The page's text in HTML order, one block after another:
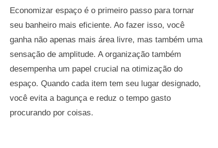
Economizar espaço é o primeiro passo para tornar
seu banheiro mais eficiente. Ao fazer isso, você
ganha não apenas mais área livre, mas também uma
sensação de amplitude. A organização também
desempenha um papel crucial na otimização do
espaço. Quando cada item tem seu lugar designado,
você evita a bagunça e reduz o tempo gasto
procurando por coisas.